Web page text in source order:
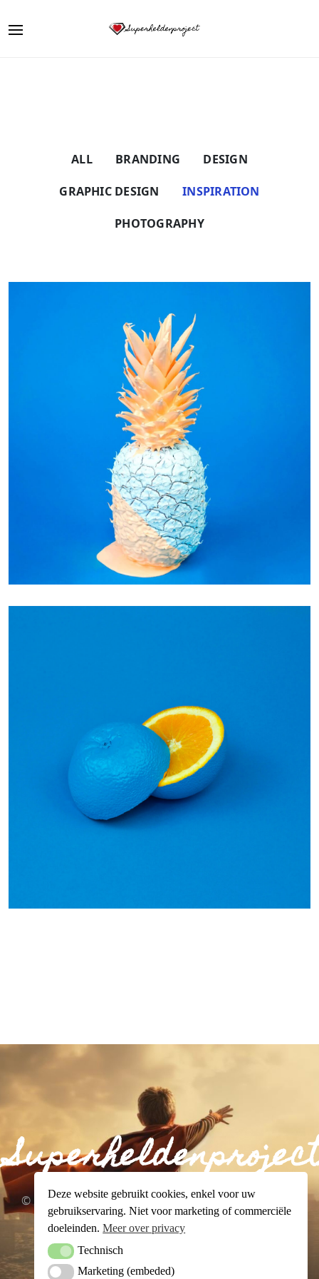
ALL BRANDING DESIGN
GRAPHIC DESIGN INSPIRATION
PHOTOGRAPHY
INSPIRATION
INSPIRATION
Deze website gebruikt cookies, enkel voor uw
gebruikservaring. Niet voor marketing of commerciële
doeleinden.Meer over privacy
Technisch
Technisch
Marketing (embeded)
Marketing (embeded)
© 2024 Superheldenproject.org. All rights reserved.